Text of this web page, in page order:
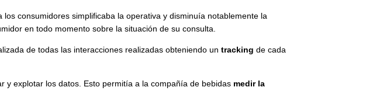
consumidores simplificaba la operativa y disminuía notablemente la
en todo momento sobre la situación de su consulta.
de todas las interacciones realizadas obteniendo untrackingde cada
y explotar los datos. Esto permitía a la compañía de bebidas medir la